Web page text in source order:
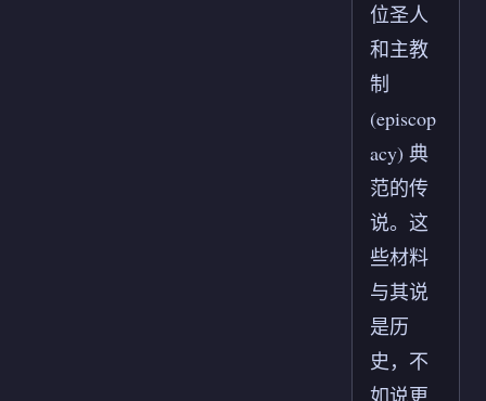
位圣人
和主教
制
(episcop
acy) 典
范的传
说。这
些材料
与其说
是历
史，不